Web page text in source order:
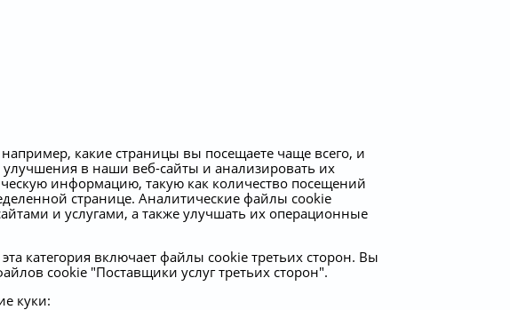
какие страницы вы посещаете чаще всего, и
в наши веб-сайты и анализировать их
информацию, такую как количество посещений
странице. Аналитические файлы cookie
и услугами, а также улучшать их операционные
категория включает файлы cookie третьих сторон. Вы
cookie "Поставщики услуг третьих сторон".
куки: